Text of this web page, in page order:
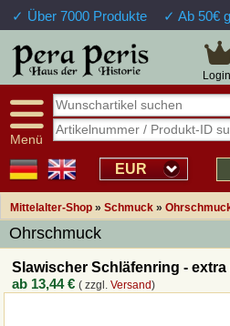
✓ Über 7000 Produkte ✓ Ab 50€
Login
Menü
EUR
Mittelalter-Shop » Schmuck »
Ohrschmuck
Slawischer Schläfenring - extra
ab 13,44 € ( zzgl.Versand)